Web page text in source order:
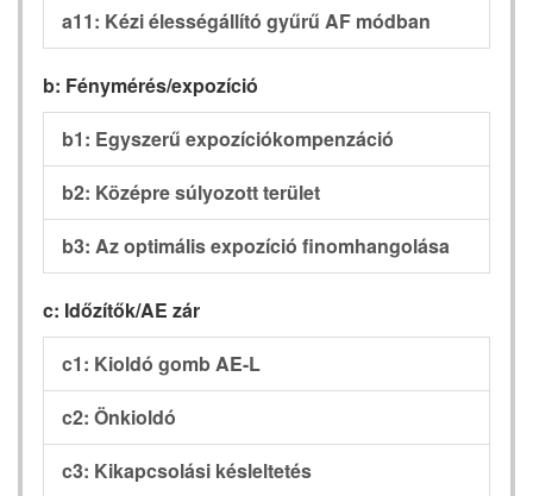
a11: Kézi élességállító gyűrű AF módban
b: Fénymérés/expozíció
b1: Egyszerű expozíciókompenzáció
b2: Középre súlyozott terület
b3: Az optimális expozíció finomhangolása
c: Időzítők/AE zár
c1: Kioldó gomb AE-L
c2: Önkioldó
c3: Kikapcsolási késleltetés